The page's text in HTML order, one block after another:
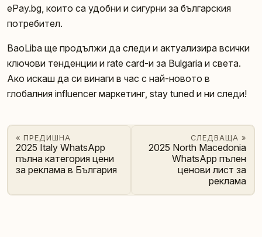
ePay.bg, които са удобни и сигурни за българския
потребител.
BaoLiba ще продължи да следи и актуализира всички
ключови тенденции и rate card-и за Bulgaria и света.
Ако искаш да си винаги в час с най-новото в
глобалния influencer маркетинг, stay tuned и ни следи!
« ПРЕДИШНА
2025 Italy WhatsApp
пълна категория цени
за реклама в България
СЛЕДВАЩА »
2025 North Macedonia
WhatsApp пълен
ценови лист за
реклама